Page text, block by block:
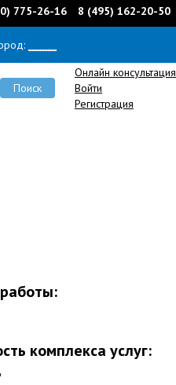
775-26-16 8 (495) 162-20-50
Онлайн консультация
Войти
Регистрация
комплекса услуг: